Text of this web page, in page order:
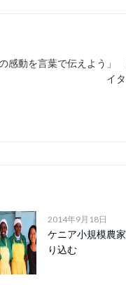
感動を言葉で伝えよう」
イ
2014年9月18日
ケニア小規模農
り込む